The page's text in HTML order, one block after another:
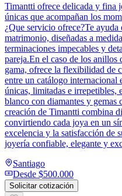
Timantti ofrece delicada y fina
únicas que acompañan los
¿Que servicio ofrece?Te
matrimonio, diseñadas a
terminaciones impecables y
pareja.En el caso de los
gama, ofrece la flexibilidad de
entre un catálogo internacional
únicas, limitadas e irrepetibles,
blanco con diamantes y gemas
creación de Timantti combina
convirtiendo cada joya en un
excelencia y la satisfacción de
joyería confiable, elegante y
Santiago
Desde $500.000
Solicitar cotización